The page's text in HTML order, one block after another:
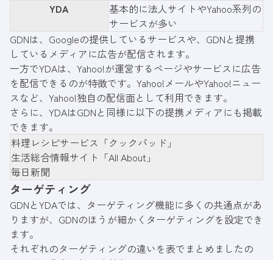
YDA
基本的に法人サイトやYahoo系列の
サービスが多い
GDNは、Googleの提供しているサービスや、GDNと提携
しているメディアに広告が配信されます。
一方でYDAは、Yahoo!が運営するページやサービスに広告
を配信できるのが特徴です。Yahoo!メールやYahoo!ニュー
スなど、Yahoo!独自の配信面として利用できます。
さらに、YDAはGDNと同様に以下の提携メディアにも掲載
できます。
料理レシピサービス「クックパッド」
生活総合情報サイト「All About」
毎日新聞
ターゲティング
GDNとYDAでは、ターゲティング機能に多くの共通点があ
りますが、GDNのほうが細かくターゲティングを設定でき
ます。
それぞれのターゲティングの違いを表でまとめましたの